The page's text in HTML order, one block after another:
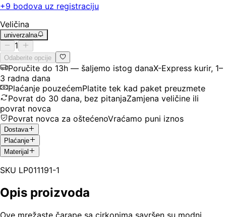
+9 bodova uz registraciju
Veličina
univerzalna
1
Odaberite opcije
Poručite do 13h — šaljemo istog danaX-Express kurir, 1–
3 radna dana
Plaćanje pouzećemPlatite tek kad paket preuzmete
Povrat do 30 dana, bez pitanjaZamjena veličine ili
povrat novca
Povrat novca za oštećenoVraćamo puni iznos
Dostava
Plaćanje
Materijal
SKU LP011191-1
Opis proizvoda